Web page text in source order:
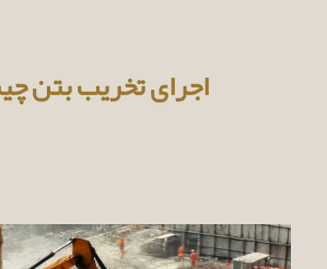
اجرای تخریب بتن